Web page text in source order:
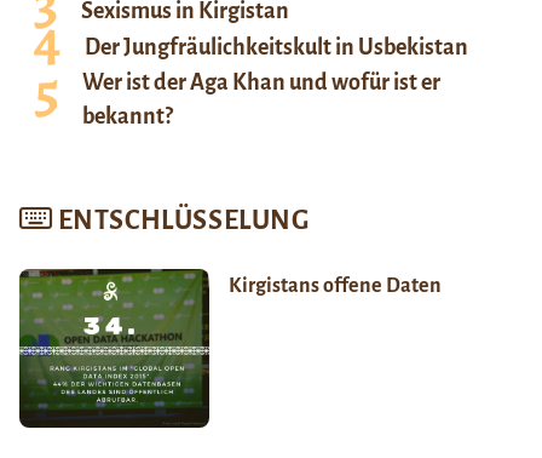
Sexismus in Kirgistan
Der Jungfräulichkeitskult in Usbekistan
Wer ist der Aga Khan und wofür ist er
bekannt?
ENTSCHLÜSSELUNG
Kirgistans offene Daten